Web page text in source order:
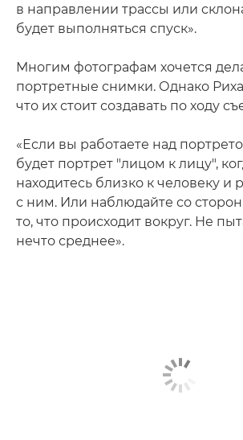
в направлении трассы или
будет выполняться спуск».
Многим фотографам хочется
портретные снимки. Однако
что их стоит создавать по ходу
«Если вы работаете над
будет портрет "лицом к лицу",
находитесь близко к человеку и
с ним. Или наблюдайте со
то, что происходит вокруг. Не
нечто среднее».